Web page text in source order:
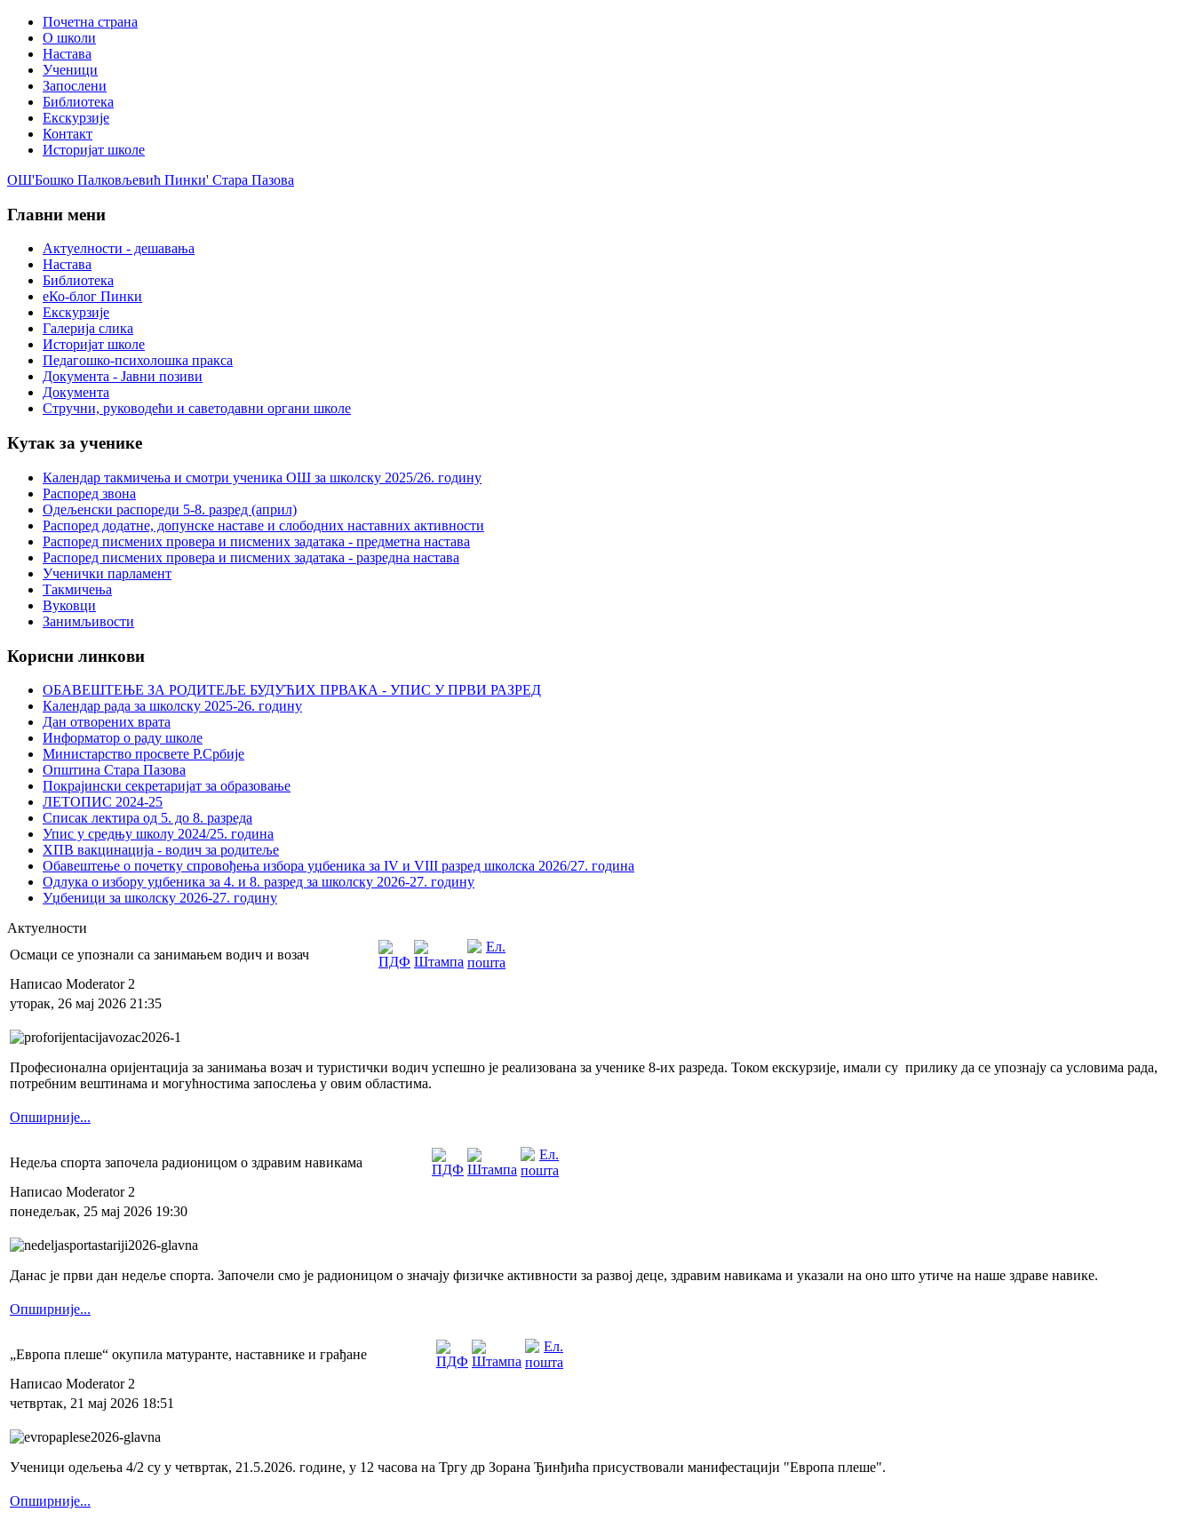
Почетна страна
О школи
Настава
Ученици
Запослени
Библиотека
Екскурзије
Контакт
Историјат школе
ОШ'Бошко Палковљевић Пинки' Стара Пазова
Главни мени
Актуелности - дешавања
Настава
Библиотека
еКо-блог Пинки
Екскурзије
Галерија слика
Историјат школе
Педагошко-психолошка пракса
Документа - Јавни позиви
Документа
Стручни, руководећи и саветодавни органи школе
Кутак за ученике
Календар такмичења и смотри ученика ОШ за школску 2025/26. годину
Распоред звона
Одељенски распореди 5-8. разред (април)
Распоред додатне, допунске наставе и слободних наставних активности
Распоред писмених провера и писмених задатака - предметна настава
Распоред писмених провера и писмених задатака - разредна настава
Ученички парламент
Такмичења
Вуковци
Занимљивости
Корисни линкови
ОБАВЕШТЕЊЕ ЗА РОДИТЕЉЕ БУДУЋИХ ПРВАКА - УПИС У ПРВИ РАЗРЕД
Календар рада за школску 2025-26. годину
Дан отворених врата
Информатор о раду школе
Министарство просвете Р.Србије
Општина Стара Пазова
Покрајински секретаријат за образовање
ЛЕТОПИС 2024-25
Списак лектира од 5. до 8. разреда
Упис у средњу школу 2024/25. година
ХПВ вакцинација - водич за родитеље
Обавештење о почетку спровођења избора уџбеника за IV и VIII разред школска 2026/27. година
Одлука о избору уџбеника за 4. и 8. разред за школску 2026-27. годину
Уџбеници за школску 2026-27. годину
Актуелности
Осмаци се упознали са занимањем водич и возач
Написао Moderator 2
уторак, 26 мај 2026 21:35
Професионална оријентација за занимања возач и туристички водич успешно је реализована за ученике 8-их разреда. Током екскурзије, имали су прилику да се упознају са условима рада,
потребним вештинама и могућностима запослења у овим областима.
Опширније...
Недеља спорта започела радионицом о здравим навикама
Написао Moderator 2
понедељак, 25 мај 2026 19:30
Данас је први дан недеље спорта. Започели смо је радионицом о значају физичке активности за развој деце, здравим навикама и указали на оно што утиче на наше здраве навике.
Опширније...
„Европа плеше“ окупила матуранте, наставнике и грађане
Написао Moderator 2
четвртак, 21 мај 2026 18:51
Ученици одељења 4/2 су у четвртак, 21.5.2026. године, у 12 часова на Тргу др Зорана Ђинђића присуствовали манифестацији "Европа плеше".
Опширније...